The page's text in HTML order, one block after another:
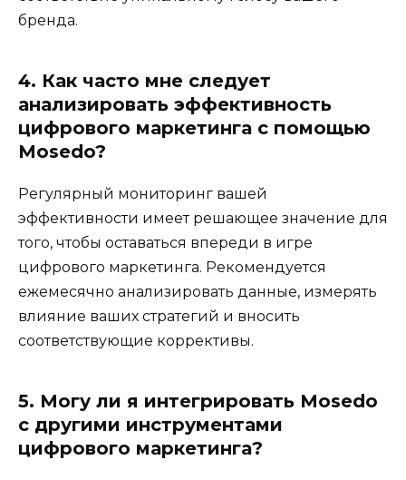
бренда.
4. Как часто мне следует
анализировать эффективность
цифрового маркетинга с помощью
Mosedo?
Регулярный мониторинг вашей
эффективности имеет решающее значение для
того, чтобы оставаться впереди в игре
цифрового маркетинга. Рекомендуется
ежемесячно анализировать данные, измерять
влияние ваших стратегий и вносить
соответствующие коррективы.
5. Могу ли я интегрировать Mosedo
с другими инструментами
цифрового маркетинга?